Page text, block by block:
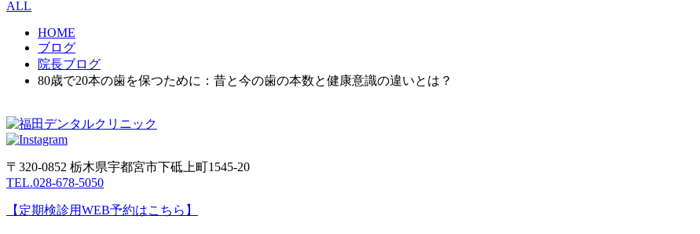
ALL
HOME
ブログ
院長ブログ
80歳で20本の歯を保つために：昔と今の歯の本数と健康意識の違いとは？
〒320-0852 栃木県宇都宮市下砥上町1545-20
TEL.028-678-5050
【定期検診用WEB予約はこちら】